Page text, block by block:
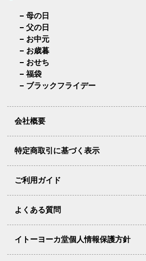
母の日
父の日
お中元
お歳暮
おせち
福袋
ブラックフライデー
会社概要
特定商取引に基づく表示
ご利用ガイド
よくある質問
イトーヨーカ堂個人情報保護方針